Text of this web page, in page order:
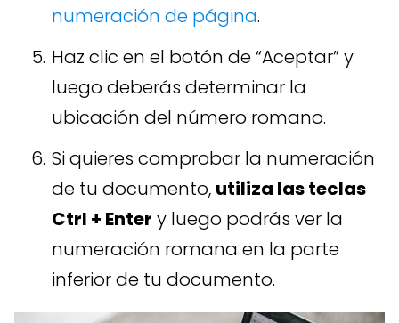
numeración de página.
Haz clic en el botón de “Aceptar” y
luego deberás determinar la
ubicación del número romano.
Si quieres comprobar la numeración
de tu documento, utiliza las teclas
Ctrl + Enter y luego podrás ver la
numeración romana en la parte
inferior de tu documento.